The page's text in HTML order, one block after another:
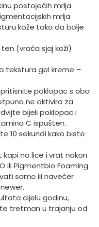
postojećih mrlja
mrlja
kože tako da bolje
(vraća sjaj koži)
tekstura gel kreme –
poklopac s oba
ne aktivira za
bijeli poklopac i
C ispušten.
10 sekundi kako biste
na lice i vrat nakon
ili Pigmentbio Foaming
samo ili navečer
cijelu godinu,
tretman u trajanju od